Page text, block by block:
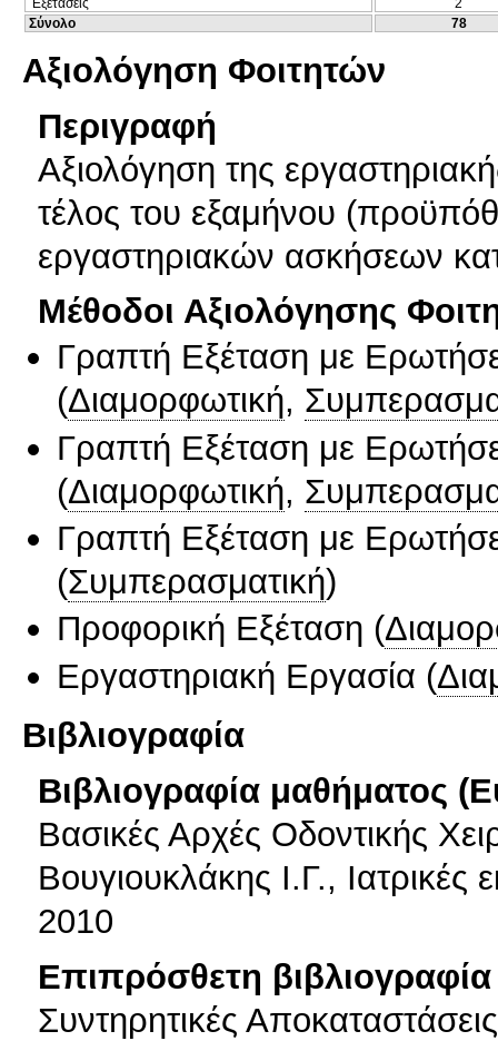
Σύνολο
78
Αξιολόγηση Φοιτητών
Περιγραφή
Αξιολόγηση της
τέλος του εξαμήνου
εργαστηριακών ασκήσεων
Μέθοδοι Αξιολόγησης
Γραπτή Εξέταση με
(Διαμορφωτική,
Γραπτή Εξέταση με
(Διαμορφωτική,
Γραπτή Εξέταση με
(Συμπερασματική)
Προφορική Εξέταση (
Εργαστηριακή Εργασία (
Βιβλιογραφία
Βιβλιογραφία μαθήματος
Βασικές Αρχές Οδοντικής
Βουγιουκλάκης Ι.Γ.,
2010
Επιπρόσθετη βιβλιογραφία
Συντηρητικές